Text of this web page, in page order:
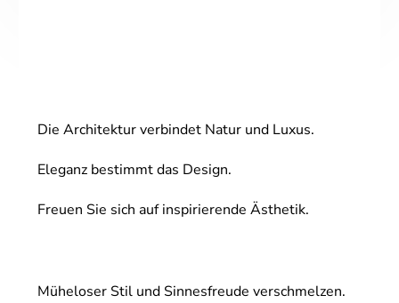
Die Architektur verbindet Natur und Luxus.
Eleganz bestimmt das Design.
Freuen Sie sich auf inspirierende Ästhetik.
Müheloser Stil und Sinnesfreude verschmelzen.